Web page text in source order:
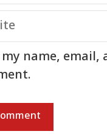
my name,